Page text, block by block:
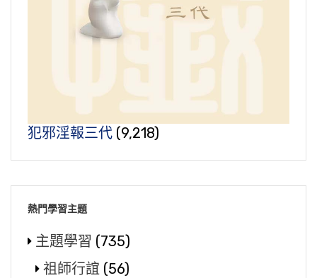
犯邪淫報三代 (9,218)
熱門學習主題
主題學習 (735)
祖師行誼 (56)